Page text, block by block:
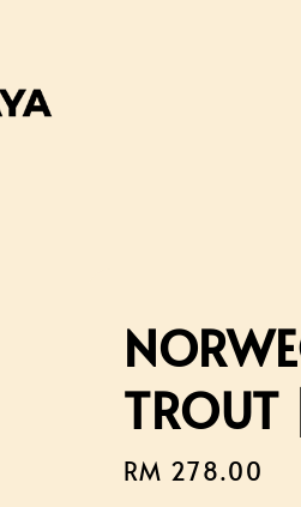
Regular
RM 278.00